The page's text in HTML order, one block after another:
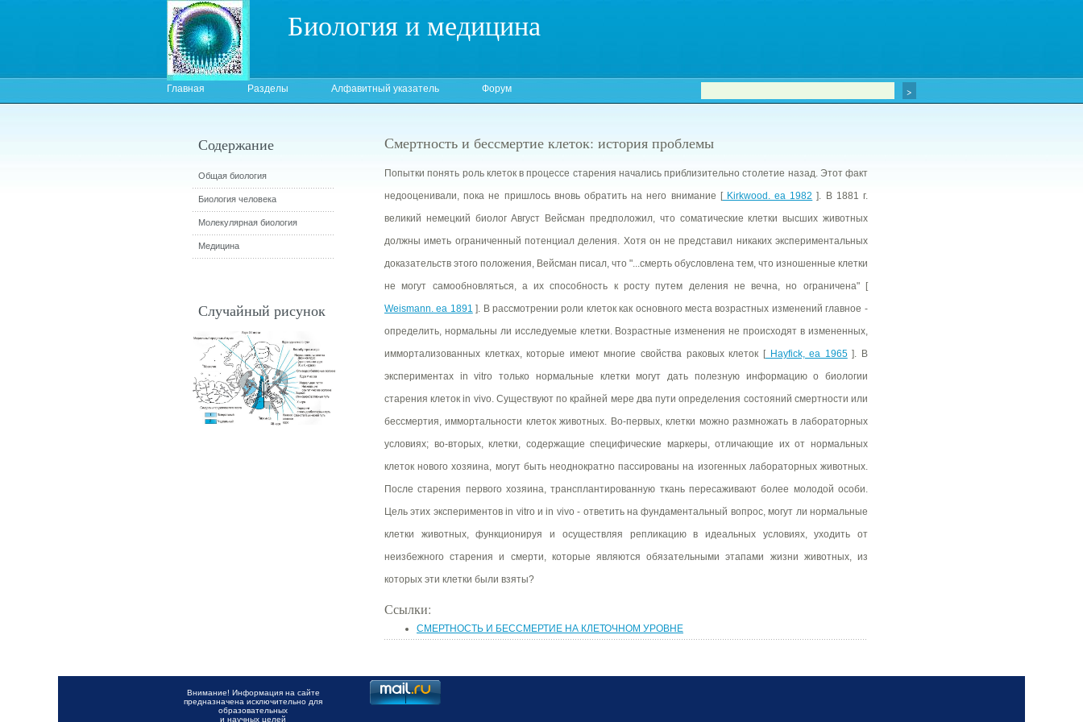
Биология и медицина
Главная Разделы Алфавитный указатель Форум
Смертность и бессмертие клеток: история проблемы
Попытки понять роль клеток в процессе старения начались приблизительно столетие назад. Этот факт
недооценивали, пока не пришлось вновь обратить на него внимание [Kirkwood. ea 1982 ]. В 1881 г.
великий немецкий биолог Август Вейсман предположил, что соматические клетки высших животных
должны иметь ограниченный потенциал деления. Хотя он не представил никаких экспериментальных
доказательств этого положения, Вейсман писал, что "...смерть обусловлена тем, что изношенные клетки
не могут самообновляться, а их способность к росту путем деления не вечна, но ограничена" [
Weismann. ea 1891 ]. В рассмотрении роли клеток как основного места возрастных изменений главное -
определить, нормальны ли исследуемые клетки. Возрастные изменения не происходят в измененных,
иммортализованных клетках, которые имеют многие свойства раковых клеток [Hayfick, ea 1965]. В
экспериментах in vitro только нормальные клетки могут дать полезную информацию о биологии
старения клеток in vivo. Существуют по крайней мере два пути определения состояний смертности или
бессмертия, иммортальности клеток животных. Во-первых, клетки можно размножать в лабораторных
условиях; во-вторых, клетки, содержащие специфические маркеры, отличающие их от нормальных
клеток нового хозяина, могут быть неоднократно пассированы на изогенных лабораторных животных.
После старения первого хозяина, трансплантированную ткань пересаживают более молодой особи.
Цель этих экспериментов in vitro и in vivo - ответить на фундаментальный вопрос, могут ли нормальные
клетки животных, функционируя и осуществляя репликацию в идеальных условиях, уходить от
неизбежного старения и смерти, которые являются обязательными этапами жизни животных, из
которых эти клетки были взяты?
Ссылки:
СМЕРТНОСТЬ И БЕССМЕРТИЕ НА КЛЕТОЧНОМ УРОВНЕ
Содержание
Общая биология
Биология человека
Молекулярная биология
Медицина
Случайный рисунок
Внимание! Информация на сайте
предназначена исключительно для
образовательных
и научных целей